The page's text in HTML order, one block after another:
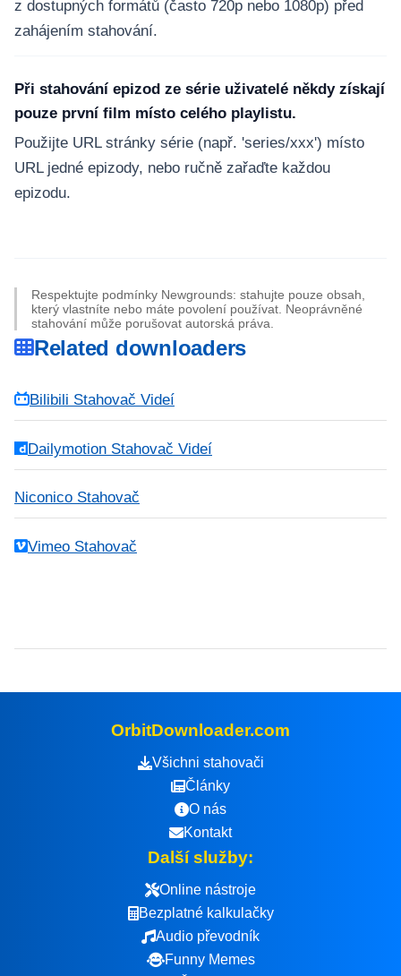
z dostupných formátů (často 720p nebo 1080p) před
zahájením stahování.
Při stahování epizod ze série uživatelé někdy získají
pouze první film místo celého playlistu.
Použijte URL stránky série (např. 'series/xxx') místo
URL jedné epizody, nebo ručně zařaďte každou
epizodu.
Respektujte podmínky Newgrounds: stahujte pouze obsah,
který vlastníte nebo máte povolení používat. Neoprávněné
stahování může porušovat autorská práva.
Related downloaders
Bilibili Stahovač Videí
Dailymotion Stahovač Videí
Niconico Stahovač
Vimeo Stahovač
OrbitDownloader.com
Všichni stahovači
Články
O nás
Kontakt
Další služby:
Online nástroje
Bezplatné kalkulačky
Audio převodník
Funny Memes